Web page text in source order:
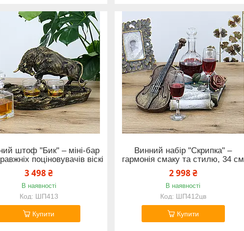
штоф "Бик" – міні-бар
поціновувачів віскі
3 498 ₴
В наявності
ШП413
Купити
Винний набір "Скрипка" –
гармонія смаку та стилю, 34 см
2 998 ₴
В наявності
ШП412цв
Купити